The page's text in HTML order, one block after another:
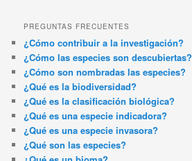
PREGUNTAS FRECUENTES
¿Cómo contribuir a la investigación?
¿Cómo las especies son descubiertas?
¿Cómo son nombradas las especies?
¿Qué es la biodiversidad?
¿Qué es la clasificación biológica?
¿Qué es una especie indicadora?
¿Qué es una especie invasora?
¿Qué son las especies?